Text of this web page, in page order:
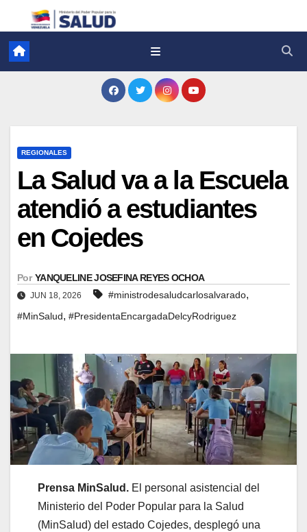
REGIONALES
La Salud va a la Escuela
atendió a estudiantes
en Cojedes
Por YANQUELINE JOSEFINA REYES OCHOA
JUN 18, 2026 #ministrodesaludcarlosalvarado,
#MinSalud, #PresidentaEncargadaDelcyRodriguez
Prensa MinSalud. El personal asistencial del
Ministerio del Poder Popular para la Salud
(MinSalud) del estado Cojedes, desplegó una